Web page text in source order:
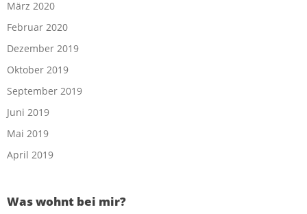
März 2020
Februar 2020
Dezember 2019
Oktober 2019
September 2019
Juni 2019
Mai 2019
April 2019
Was wohnt bei mir?